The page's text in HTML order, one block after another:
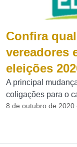
Confira
vereadores
eleições
A principal
coligações para o
8 de outubro de 2020